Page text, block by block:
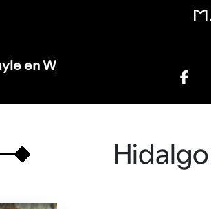
W, lunes a viernes de 10 a 13 hrs.
Hidalgo